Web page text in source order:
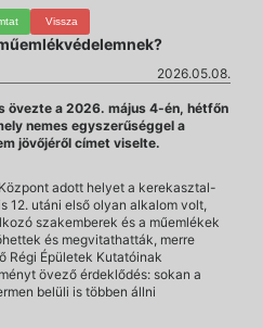
Vissza
2026.05.08.
övezte a 2026. május 4-én, hétfőn
nemes egyszerűséggel a
jövőjéről címet viselte.
adott helyet a kerekasztal-
12. utáni első olyan alkalom volt,
szakemberek és a műemlékek
és megvitathatták, merre
Régi Épületek Kutatóinak
övező érdeklődés: sokan a
belüli is többen állni